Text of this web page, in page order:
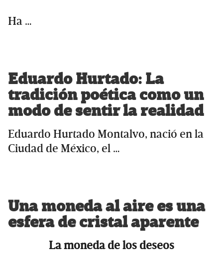
Ha …
Eduardo Hurtado: La
tradición poética como un
modo de sentir la realidad
Eduardo Hurtado Montalvo, nació en la
Ciudad de México, el …
Una moneda al aire es una
esfera de cristal aparente
La moneda de los deseos